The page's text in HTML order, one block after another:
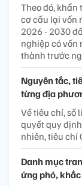
Theo đó, khẩn
cơ cấu lại vốn
2026 - 2030
nghiệp có vốn
thành trước
Nguyên tắc,
từng địa
Về tiêu chí, số
quyết quy
nhiên, tiêu chí
Danh mục
ứng phó,